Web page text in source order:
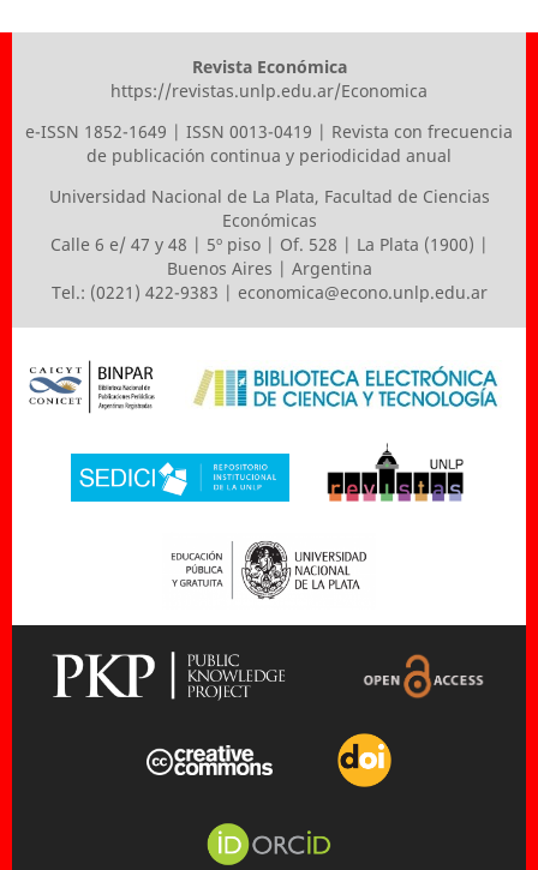
Revista Económica
https://revistas.unlp.edu.ar/Economica
e-ISSN 1852-1649 | ISSN 0013-0419 | Revista con frecuencia
de publicación continua y periodicidad anual
Universidad Nacional de La Plata, Facultad de Ciencias
Económicas
Calle 6 e/ 47 y 48 | 5º piso | Of. 528 | La Plata (1900) |
Buenos Aires | Argentina
Tel.: (0221) 422-9383 | economica@econo.unlp.edu.ar